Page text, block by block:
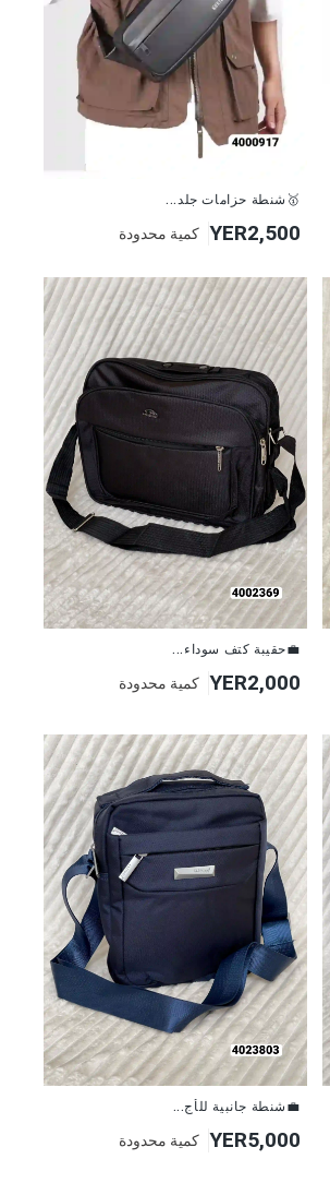
🥇شنطة حزامات جلد...
YER2,500 كمية محدودة
💼حقيبة كتف سوداء...
YER2,000 كمية محدودة
💼شنطة جانبية للأج...
YER5,000 كمية محدودة